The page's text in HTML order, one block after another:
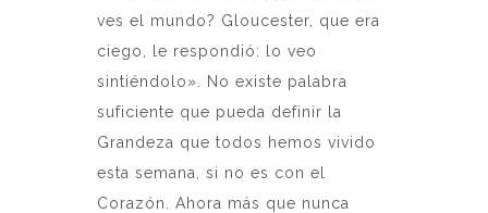
ves el mundo? Gloucester, que era
ciego, le respondió: lo veo
sintiéndolo». No existe palabra
suficiente que pueda definir la
Grandeza que todos hemos vivido
esta semana, si no es con el
Corazón. Ahora más que nunca